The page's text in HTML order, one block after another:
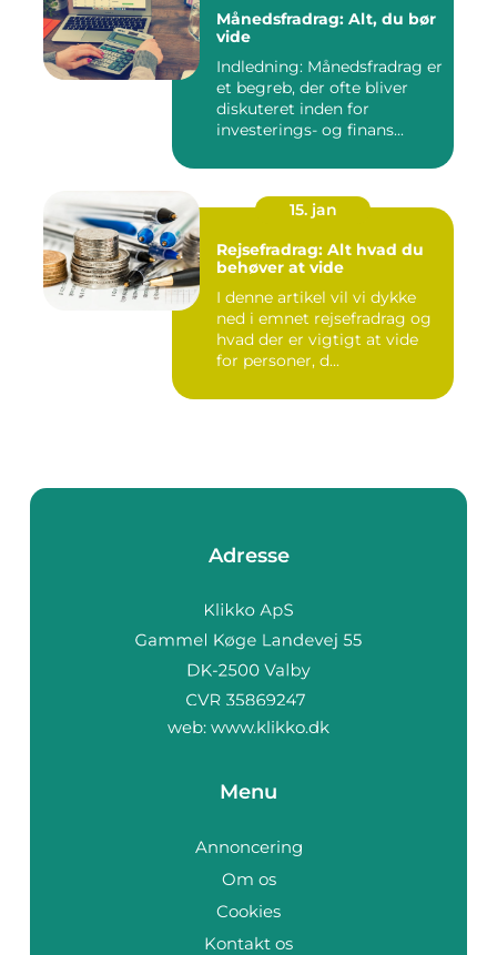
Månedsfradrag: Alt, du bør
vide
Indledning: Månedsfradrag er
et begreb, der ofte bliver
diskuteret inden for
investerings- og finans...
15. jan
Rejsefradrag: Alt hvad du
behøver at vide
I denne artikel vil vi dykke
ned i emnet rejsefradrag og
hvad der er vigtigt at vide
for personer, d...
Adresse
web: www.klikko.dk
Menu
Annoncering
Om os
Cookies
Kontakt os